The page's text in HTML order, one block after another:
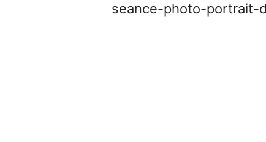
seance-photo-portrait-